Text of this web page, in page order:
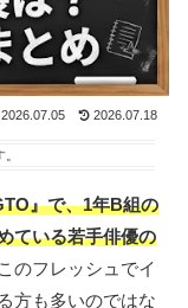
2026.07.05 2026.07.18
』で、1年B組の
ている若手俳優の
のフレッシュでイ
方も多いのではな